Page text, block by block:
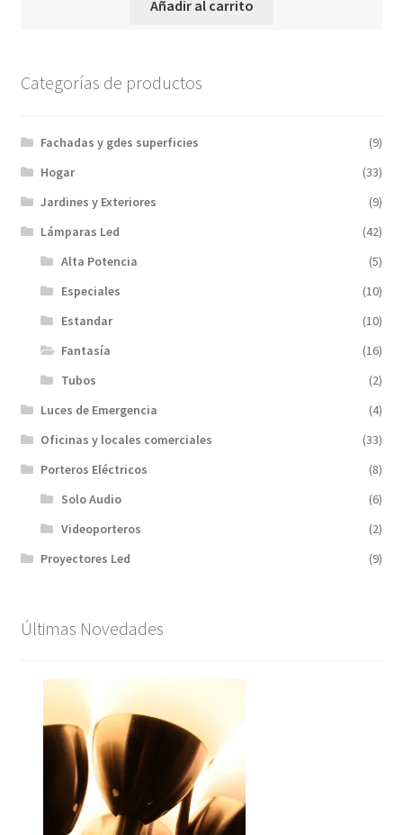
original
Añadir al carrito
Categorías de productos
Fachadas y gdes superficies
(9)
Hogar
(33)
Jardines y Exteriores
(9)
Lámparas Led
(42)
Alta Potencia
(5)
Especiales
(10)
Estandar
(10)
Fantasía
(16)
Tubos
(2)
Luces de Emergencia
(4)
Oficinas y locales comerciales
(33)
Porteros Eléctricos
(8)
Solo Audio
(6)
Videoporteros
(2)
Proyectores Led
(9)
Últimas Novedades